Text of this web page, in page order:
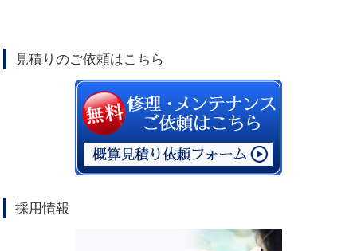
見積りのご依頼はこちら
採用情報